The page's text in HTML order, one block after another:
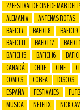
27 FESTIVAL DE CINE DE MAR DEL
ALEMANIA
ANTENAS ROTAS
BAFICI 7
BAFICI 8 BAFICI 9
BAFICI 11
BAFICI 12 BAFICI
BAFICI 15
BAFICI 16
CANADÁ
CHILE CINE
COMICS
COREA DISCOS
ESPAÑA
FESTIVALES
MÚSICA
NETFLIX NICK